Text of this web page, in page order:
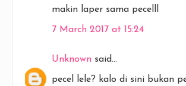
makin laper sama pecelll
7 March 2017 at 15:24
Unknown said...
pecel lele? kalo di sini bukan